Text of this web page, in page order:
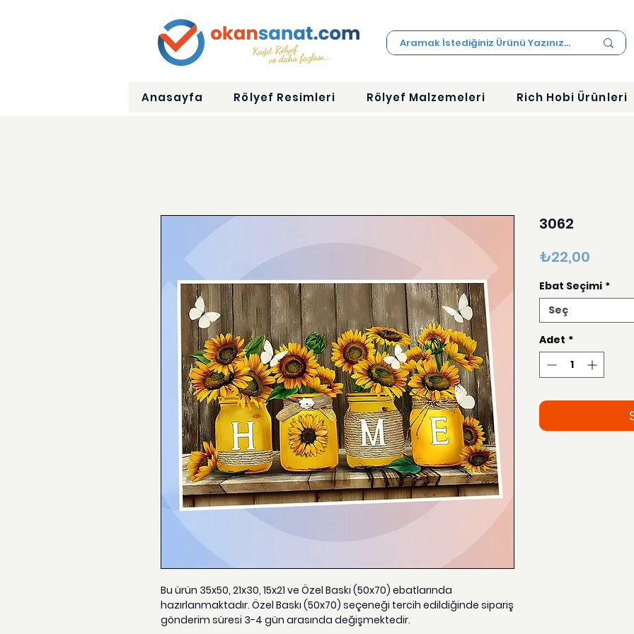
Anasayfa Rölyef Resimleri Rölyef Malzemeleri Rich Hobi Ürünleri
Bu ürün 35x50, 21x30, 15x21 ve Özel Baskı (50x70) ebatlarında
hazırlanmaktadır. Özel Baskı (50x70) seçeneği tercih edildiğinde sipariş
gönderim süresi 3-4 gün arasında değişmektedir.
3062
₺22,00
Ebat Seçimi *
Seç
Adet *